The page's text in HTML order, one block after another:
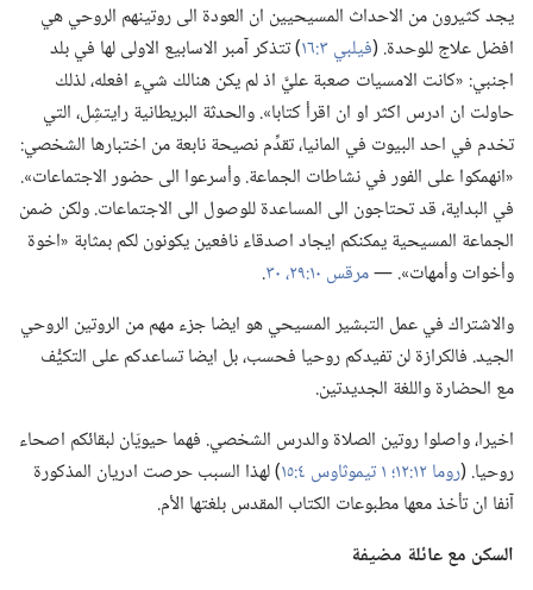
يجد كثيرون من الاحداث المسيحيين ان العودة الى روتينهم الروحي هي
افضل علاج للوحدة.‏ (‏فيلبي ٣:‏١٦
‏)‏ تتذكر آمبر الاسابيع الاولى لها في بلد
اجنبي:‏ «كانت الامسيات صعبة عليَّ اذ لم يكن هنالك شيء افعله،‏ لذلك
حاولت ان ادرس اكثر او ان اقرأ كتابا».‏ والحدثة البريطانية رايتشِل،‏ التي
تخدم في احد البيوت في المانيا،‏ تقدِّم نصيحة نابعة من اختبارها الشخصي:‏
«انهمكوا على الفور في نشاطات الجماعة.‏ وأسرعوا الى حضور الاجتماعات».‏
في البداية،‏ قد تحتاجون الى المساعدة للوصول الى الاجتماعات.‏ ولكن ضمن
الجماعة المسيحية يمكنكم ايجاد اصدقاء نافعين يكونون لكم بمثابة «اخوة
وأخوات وأمهات».‏ —‏مرقس ١٠:‏٢٩،‏ ٣٠
‏.‏
والاشتراك في عمل التبشير المسيحي هو ايضا جزء مهم من الروتين الروحي
الجيد.‏ فالكرازة لن تفيدكم روحيا فحسب،‏ بل ايضا تساعدكم على التكيُّف
مع الحضارة واللغة الجديدتين.‏
اخيرا،‏ واصلوا روتين الصلاة والدرس الشخصي.‏ فهما حيويّان لبقائكم اصحاء
روحيا.‏ (‏روما ١٢:‏١٢؛‏
‏)‏ لهذا السبب حرصت ادريان المذكورة
آنفا ان تأخذ معها مطبوعات الكتاب المقدس بلغتها الأم.‏
السكن مع عائلة مضيفة